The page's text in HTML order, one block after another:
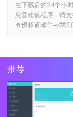
在下载后的24个小
您喜欢该程序，请
有侵权请邮件与我
推荐